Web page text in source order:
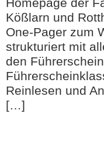
Kößlarn und
One-Pager zum
strukturiert mit
den
Reinlesen und
[…]